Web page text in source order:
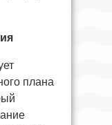
плана